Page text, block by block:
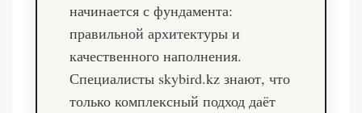
начинается с фундамента:
правильной архитектуры и
качественного наполнения.
Специалисты skybird.kzзнают, что
только комплексный подход даёт